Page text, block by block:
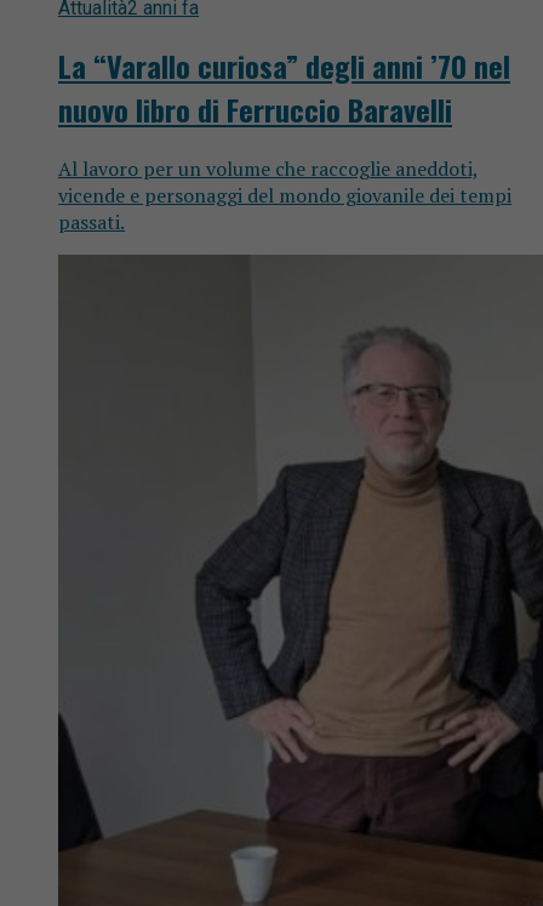
Attualità2 anni fa
La “Varallo curiosa” degli anni ’70 nel
nuovo libro di Ferruccio Baravelli
Al lavoro per un volume che raccoglie aneddoti,
vicende e personaggi del mondo giovanile dei tempi
passati.